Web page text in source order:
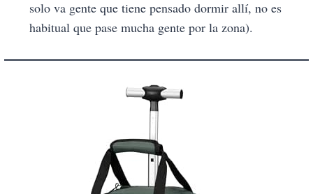
solo va gente que tiene pensado dormir allí, no es
habitual que pase mucha gente por la zona).